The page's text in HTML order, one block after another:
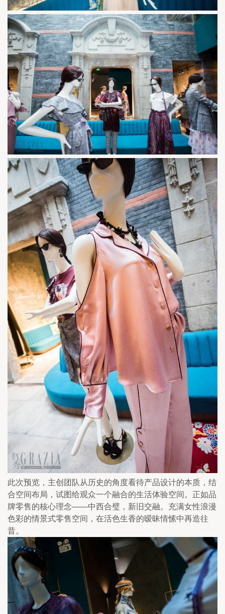
此次预览，主创团队从历史的角度看待产品设计的本质，结
合空间布局，试图给观众一个融合的生活体验空间。正如品
牌零售的核心理念——中西合璧，新旧交融。充满女性浪漫
色彩的情景式零售空间，在活色生香的暧昧情愫中再造往
昔。